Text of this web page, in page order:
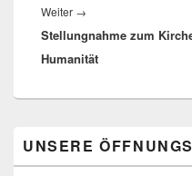
Weiter →
Beitrag:
Stellungnahme zum
Humanität
Seitenleisten-
Widgetbereich
UNSERE